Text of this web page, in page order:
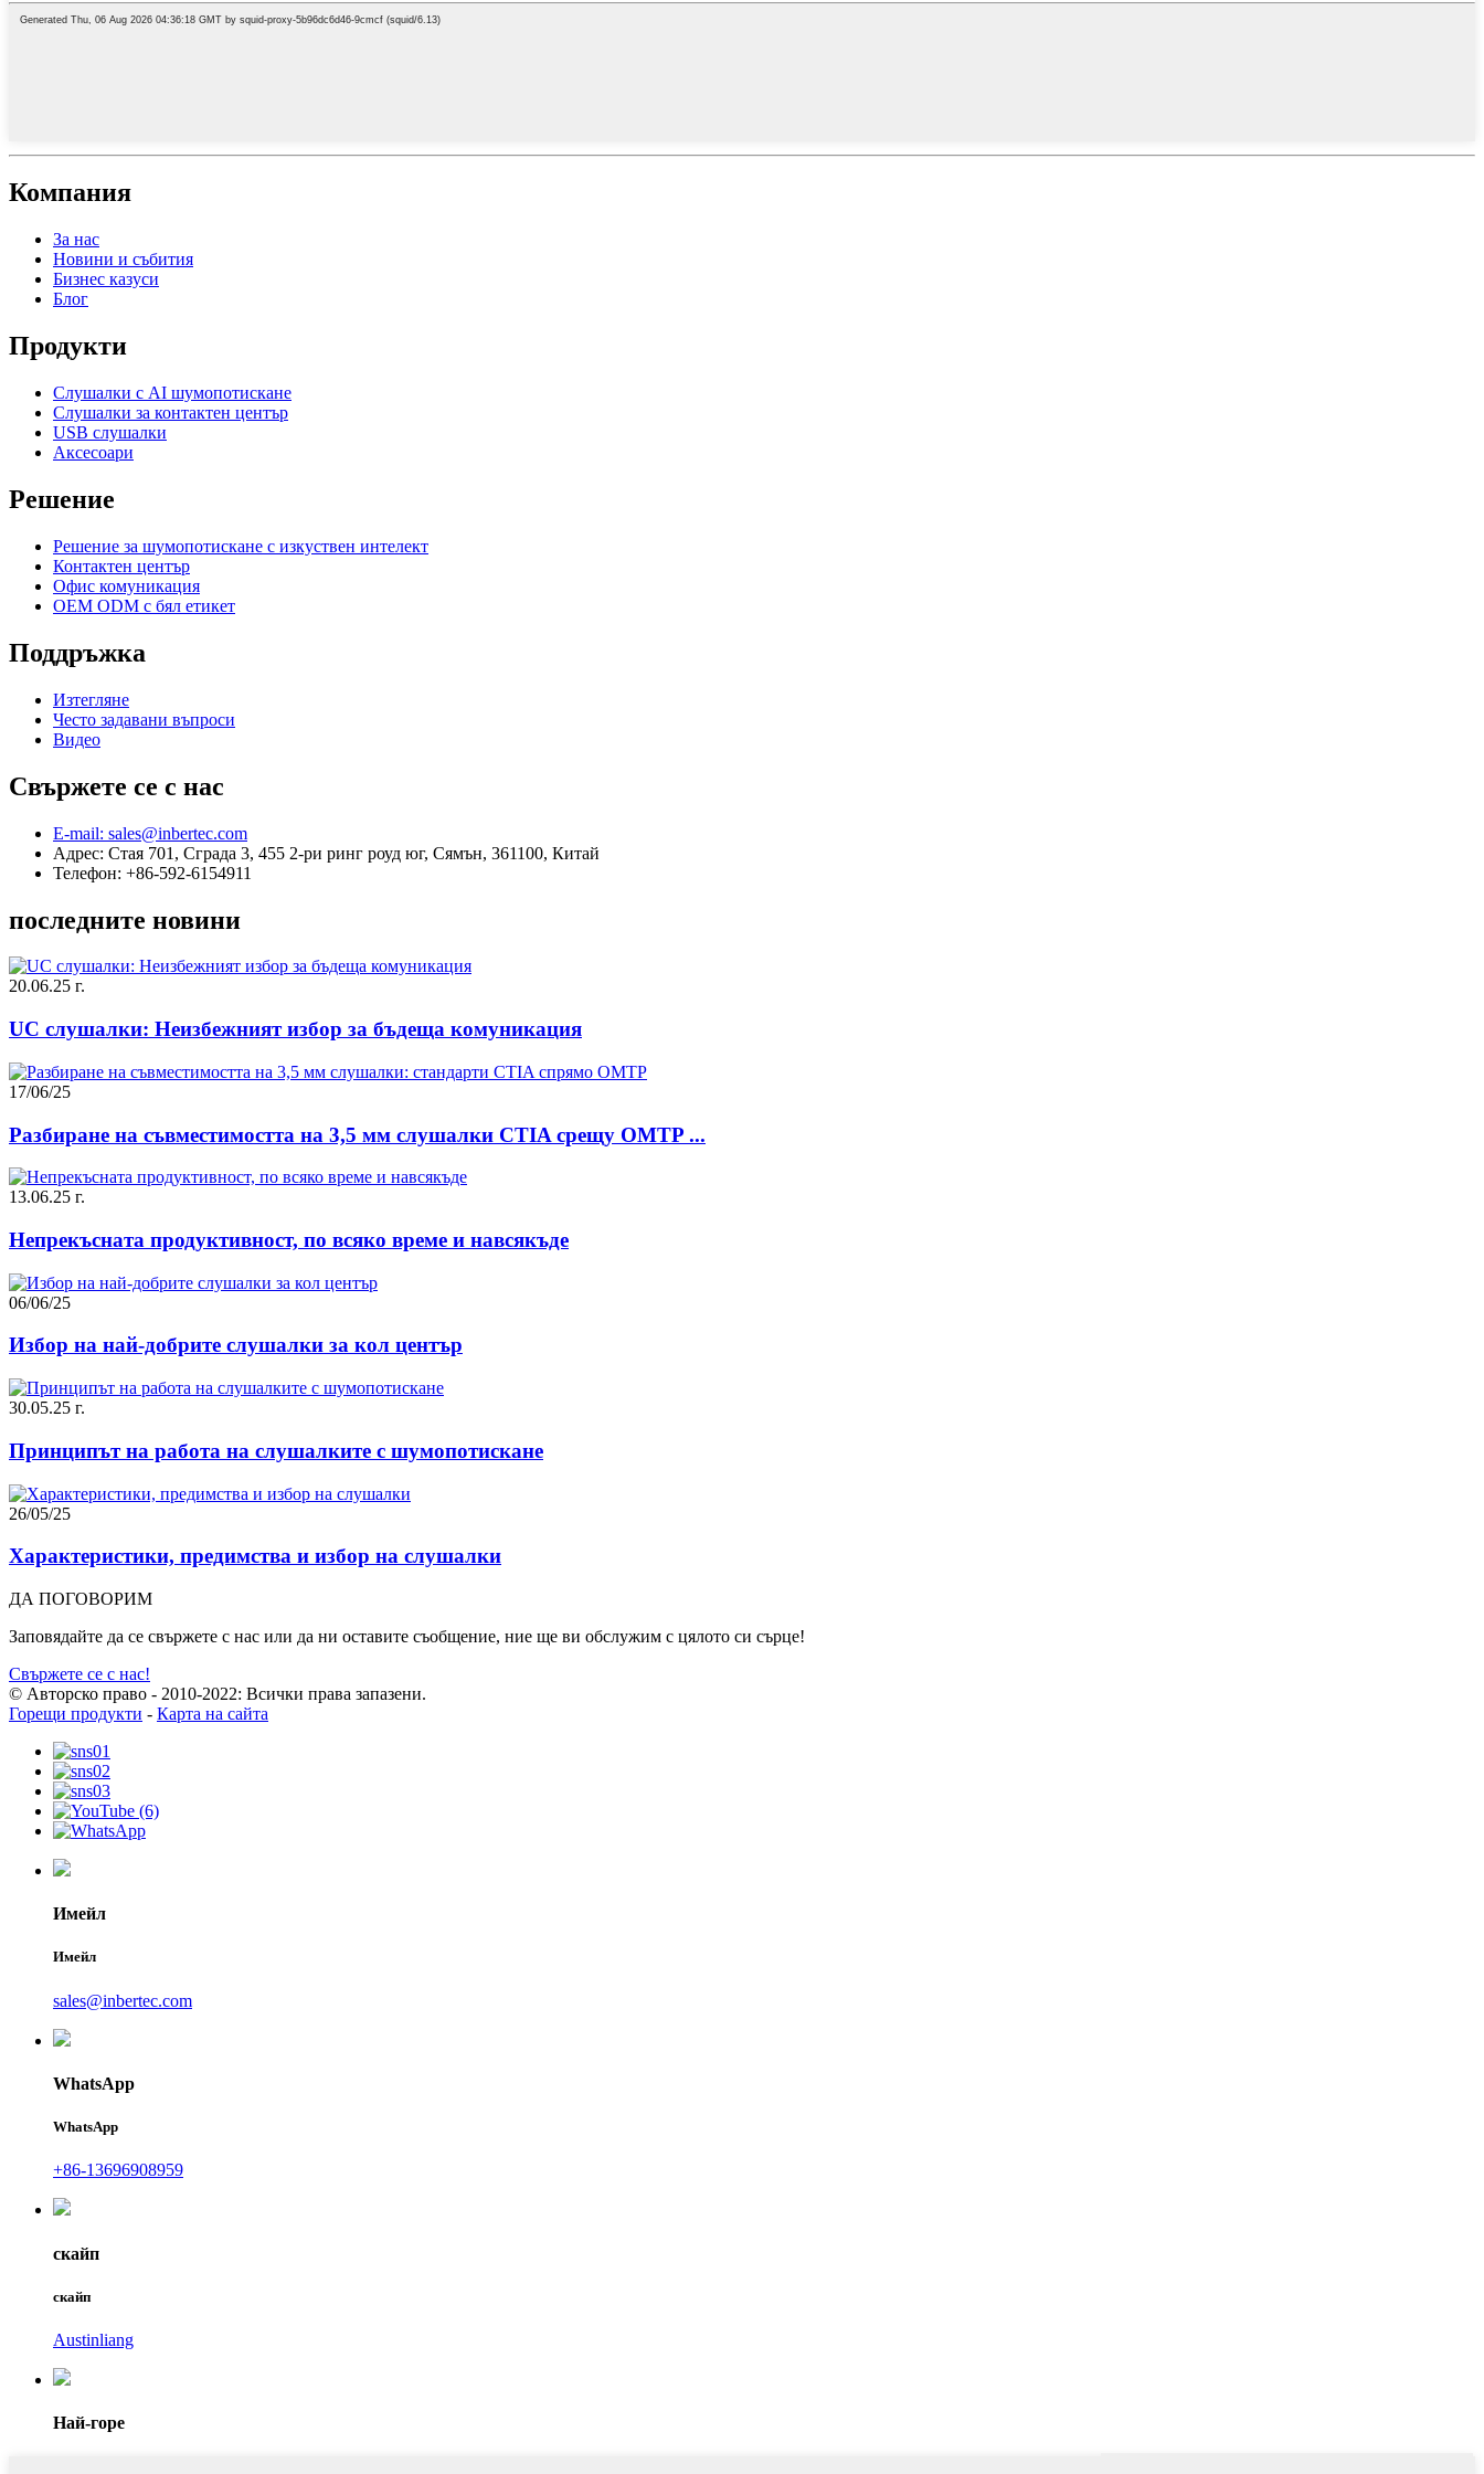
Компания
За нас
Новини и събития
Бизнес казуси
Блог
Продукти
Слушалки с AI шумопотискане
Слушалки за контактен център
USB слушалки
Аксесоари
Решение
Решение за шумопотискане с изкуствен интелект
Контактен център
Офис комуникация
OEM ODM с бял етикет
Поддръжка
Изтегляне
Често задавани въпроси
Видео
Свържете се с нас
E-mail: sales@inbertec.com
Адрес: Стая 701, Сграда 3, 455 2-ри ринг роуд юг, Сямън, 361100, Китай
Телефон: +86-592-6154911
последните новини
20.06.25 г.
UC слушалки: Неизбежният избор за бъдеща комуникация
17/06/25
Разбиране на съвместимостта на 3,5 мм слушалки CTIA срещу OMTP ...
13.06.25 г.
Непрекъсната продуктивност, по всяко време и навсякъде
06/06/25
Избор на най-добрите слушалки за кол център
30.05.25 г.
Принципът на работа на слушалките с шумопотискане
26/05/25
Характеристики, предимства и избор на слушалки
ДА ПОГОВОРИМ
Заповядайте да се свържете с нас или да ни оставите съобщение, ние ще ви обслужим с цялото си сърце!
Свържете се с нас!
© Авторско право - 2010-2022: Всички права запазени.
Горещи продукти - Карта на сайта
Имейл
Имейл
sales@inbertec.com
WhatsApp
WhatsApp
+86-13696908959
скайп
скайп
Austinliang
Най-горе